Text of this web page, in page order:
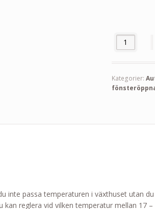
Automatisk
Kategorier:
inte passa temperaturen i växthuset utan
reglera vid vilken temperatur mellan 17